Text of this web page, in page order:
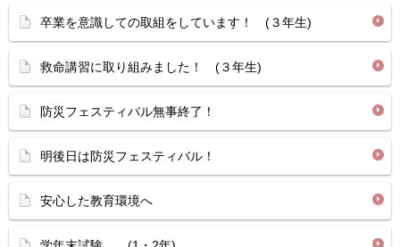
卒業を意識しての取組をしています！ (３年生)
救命講習に取り組みました！ (３年生)
防災フェスティバル無事終了！
明後日は防災フェスティバル！
安心した教育環境へ